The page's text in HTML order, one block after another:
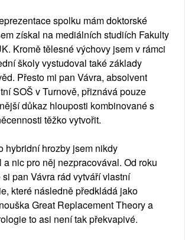
spolku mám doktorské
získal na mediálních studiích Fakulty
Kromě tělesné výchovy jsem v rámci
školy vystudoval také základy
Přesto mi pan Vávra, absolvent
SOŠ v Turnově, přiznává pouze
důkaz hlouposti kombinované s
těžko vytvořit.
hybridní hrozby jsem nikdy
nic pro něj nezpracovával. Od roku
pan Vávra rád vytváří vlastní
které následně předkládá jako
Great Replacement Theory a
to asi není tak překvapivé.